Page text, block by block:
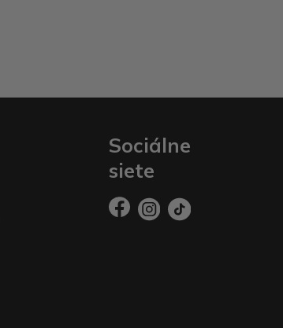
Sociálne
siete